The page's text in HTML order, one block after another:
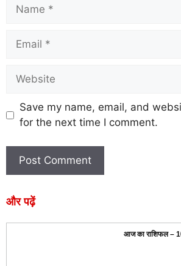
Save my name, email, and
for the next time I comment.
और पढ़ें
आज का राशिफल –